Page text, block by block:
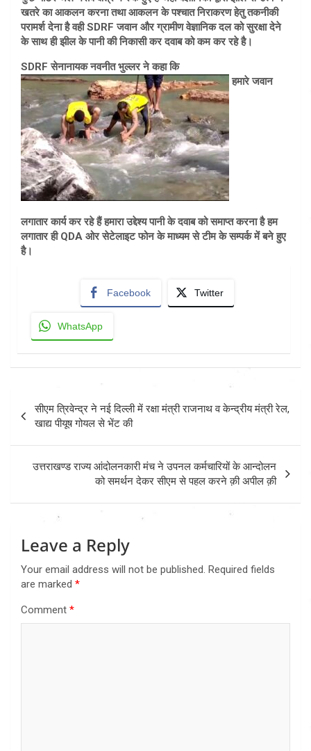
खतरे का आकलन करना तथा आकलन के पश्चात निराकरण हेतु तकनीकी
परामर्श देना है वही SDRF जवान और ग्रामीण वेज्ञानिक दल को सुरक्षा देने
के साथ ही झील के पानी की निकासी कर दवाब को कम कर रहे है।
SDRF सेनानायक नवनीत भुल्लर ने कहा कि
हमारे जवान
लगातार कार्य कर रहे हैं हमारा उद्देश्य पानी के दवाब को समाप्त करना है हम
लगातार ही QDA ओर सेटेलाइट फोन के माध्यम से टीम के सम्पर्क में बने हुए
है।
Facebook Twitter
WhatsApp
Post
navigation
सीएम त्रिवेन्द्र ने नई दिल्ली में रक्षा मंत्री राजनाथ व केन्द्रीय मंत्री रेल,
खाद्य पीयूष गोयल से भेंट की
उत्तराखण्ड राज्य आंदोलनकारी मंच ने उपनल कर्मचारियों के आन्दोलन
को समर्थन देकर सीएम से पहल करने क़ी अपील क़ी
Leave a Reply
Your email address will not be published. Required fields
are marked *
Comment *